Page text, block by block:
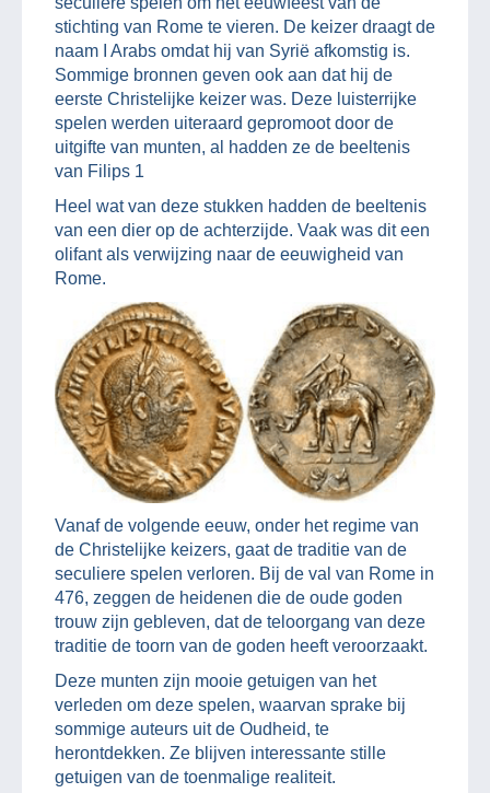
stichting van Rome te vieren. De keizer draagt de
naam I Arabs omdat hij van Syrië afkomstig is.
Sommige bronnen geven ook aan dat hij de
eerste Christelijke keizer was. Deze luisterrijke
spelen werden uiteraard gepromoot door de
uitgifte van munten, al hadden ze de beeltenis
van Filips 1
Heel wat van deze stukken hadden de beeltenis
van een dier op de achterzijde. Vaak was dit een
olifant als verwijzing naar de eeuwigheid van
Rome.
Vanaf de volgende eeuw, onder het regime van
de Christelijke keizers, gaat de traditie van de
seculiere spelen verloren. Bij de val van Rome in
476, zeggen de heidenen die de oude goden
trouw zijn gebleven, dat de teloorgang van deze
traditie de toorn van de goden heeft veroorzaakt.
Deze munten zijn mooie getuigen van het
verleden om deze spelen, waarvan sprake bij
sommige auteurs uit de Oudheid, te
herontdekken. Ze blijven interessante stille
getuigen van de toenmalige realiteit.